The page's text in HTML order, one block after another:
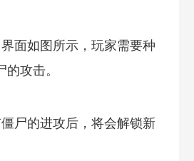
面如图所示，玩家需要种
攻击。
尸的进攻后，将会解锁新